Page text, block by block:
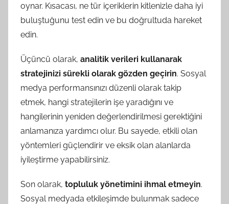
oynar. Kısacası, ne tür içeriklerin kitlenizle daha iyi
buluştuğunu test edin ve bu doğrultuda hareket
edin.
Üçüncü olarak, analitik verileri kullanarak
stratejinizi sürekli olarak gözden geçirin. Sosyal
medya performansınızı düzenli olarak takip
etmek, hangi stratejilerin işe yaradığını ve
hangilerinin yeniden değerlendirilmesi gerektiğini
anlamanıza yardımcı olur. Bu sayede, etkili olan
yöntemleri güçlendirir ve eksik olan alanlarda
iyileştirme yapabilirsiniz.
Son olarak, topluluk yönetimini ihmal etmeyin.
Sosyal medyada etkileşimde bulunmak sadece